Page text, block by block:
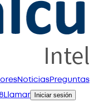
NoticiasPreguntas
Llamar Iniciar sesión